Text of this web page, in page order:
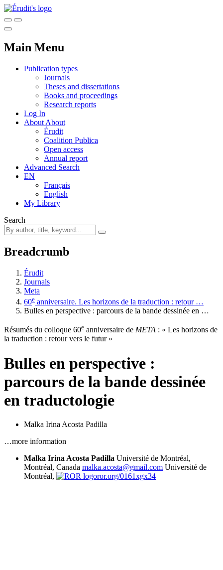
Main Menu
Publication types
Journals
Theses and dissertations
Books and proceedings
Research reports
Log In
About About
Érudit
Coalition Publica
Open access
Annual report
Advanced Search
EN
Français
English
My Library
Search
Breadcrumb
Érudit
Journals
Meta
60e anniversaire. Les horizons de la traduction : retour …
Bulles en perspective : parcours de la bande dessinée en …
Résumés du colloque 60e anniversaire de META : « Les horizons de
la traduction : retour vers le futur »
Bulles en perspective :
parcours de la bande dessinée
en traductologie
Malka Irina Acosta Padilla
…more information
Malka Irina Acosta Padilla Université de Montréal,
Montréal, Canada malka.acosta@gmail.com Université de
Montréal,
ror.org/0161xgx34